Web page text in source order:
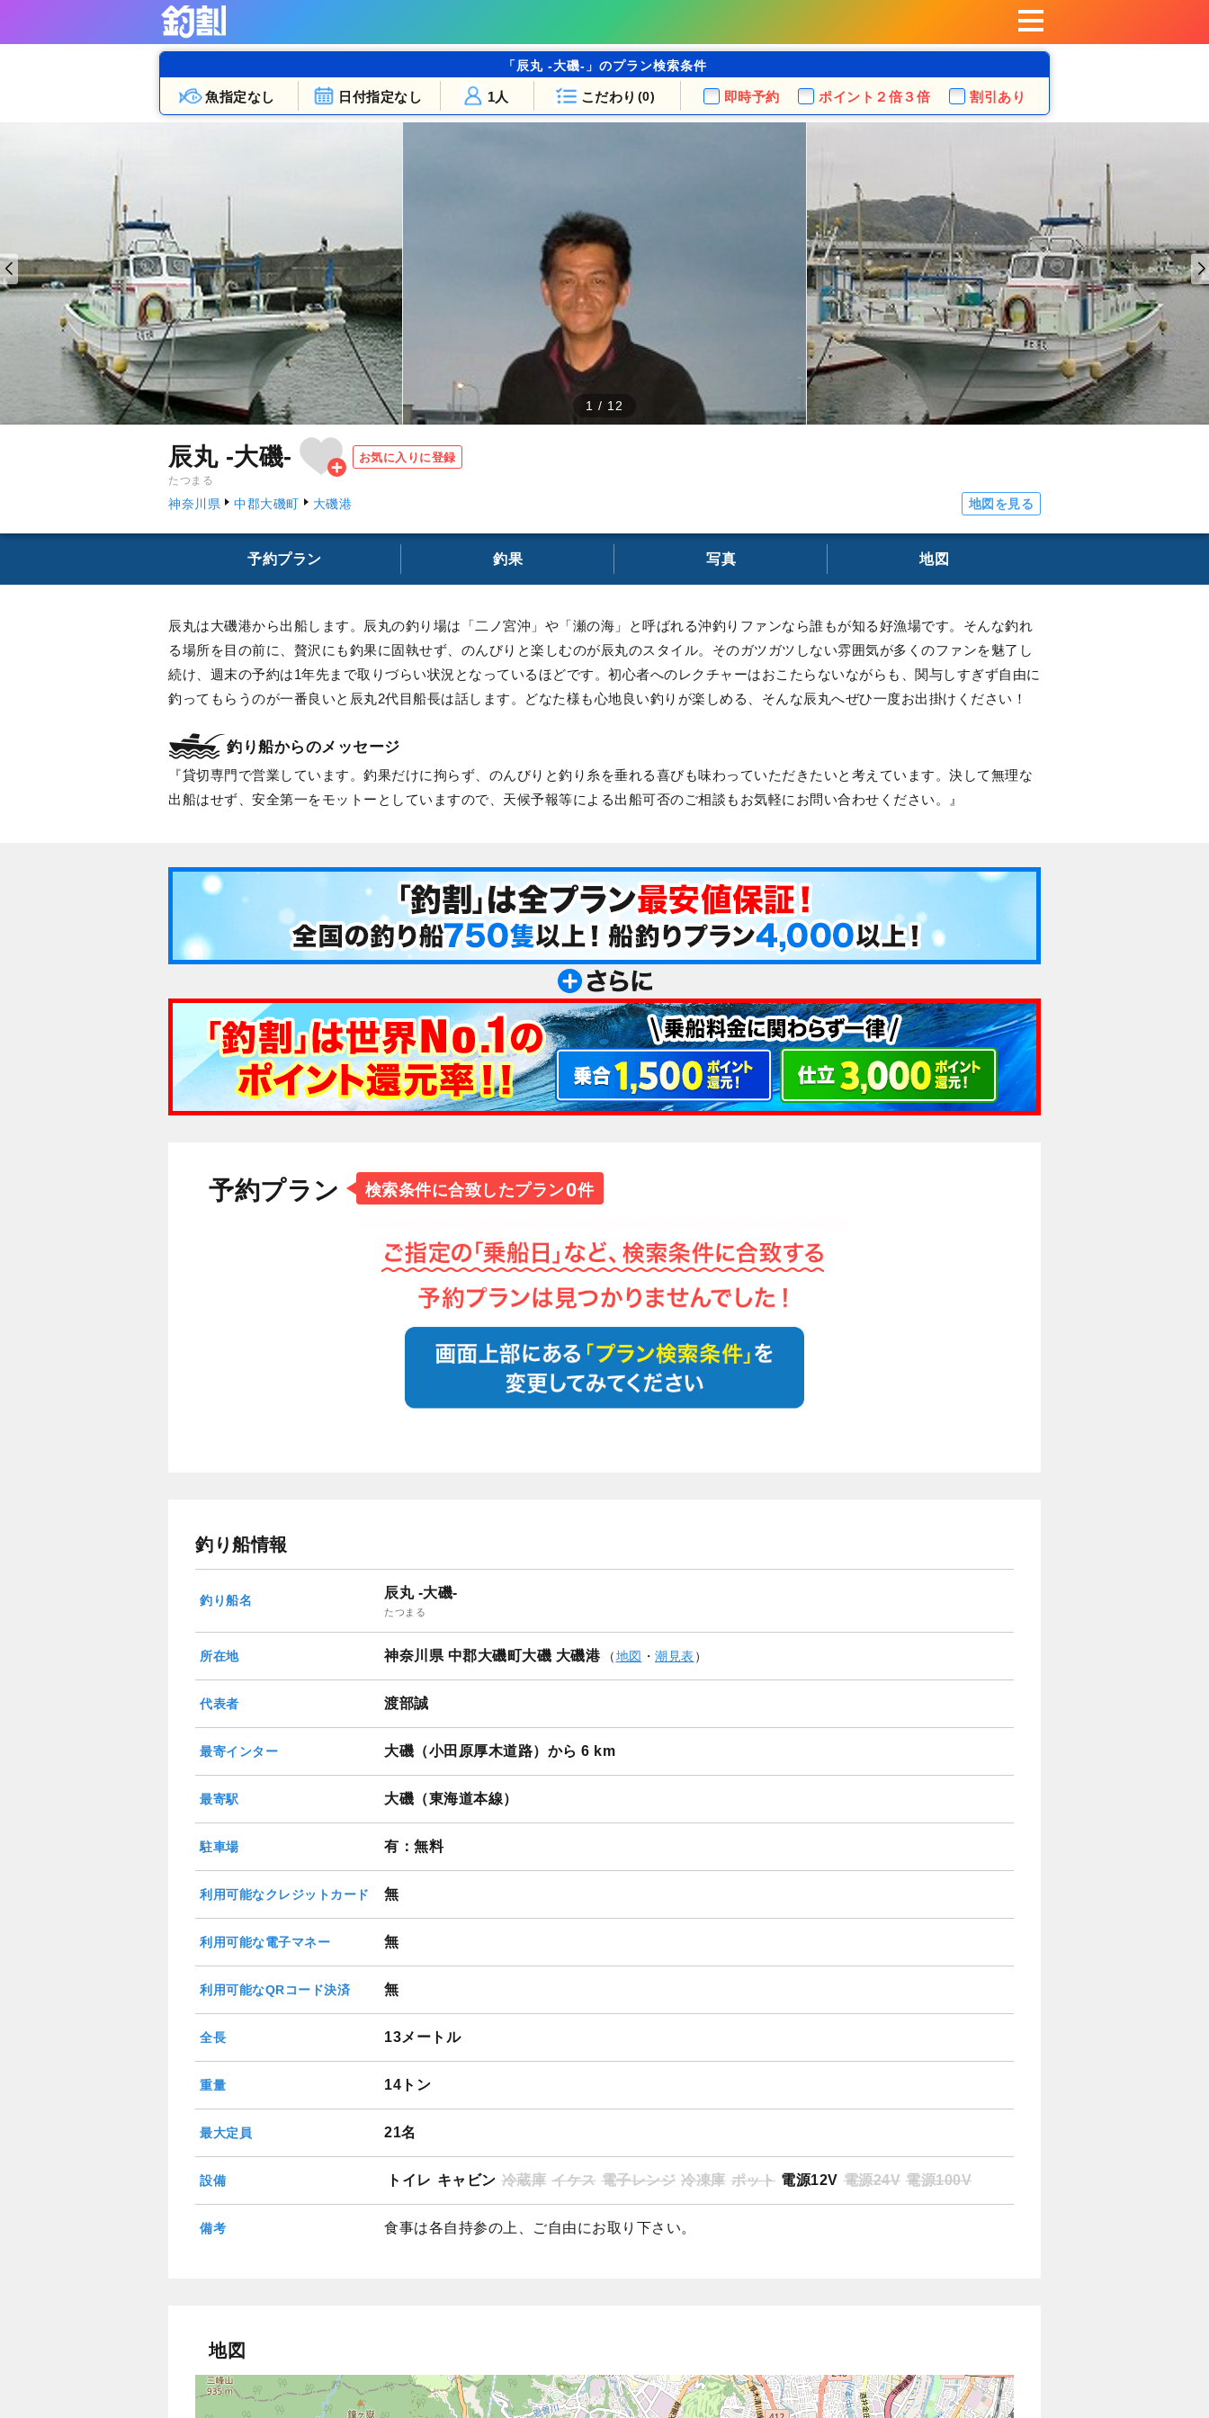
「辰丸 -大磯-」のプラン検索条件
魚指定なし 日付指定なし こだわり (0)
1人 即時予約 ポイント ２倍３倍 割引あり
1 / 12
辰丸 -大磯-
たつまる
お気に入りに登録
神奈川県 中郡大磯町 大磯港 地図を見る
予約プラン 釣果 写真 地図
辰丸は大磯港から出船します。辰丸の釣り場は「二ノ宮沖」や「瀬の海」と呼ばれる沖釣りファンなら誰もが知る好漁場です。そんな釣れ
る場所を目の前に、贅沢にも釣果に固執せず、のんびりと楽しむのが辰丸のスタイル。そのガツガツしない雰囲気が多くのファンを魅了し
続け、週末の予約は1年先まで取りづらい状況となっているほどです。初心者へのレクチャーはおこたらないながらも、関与しすぎず自由に
釣ってもらうのが一番良いと辰丸2代目船長は話します。どなた様も心地良い釣りが楽しめる、そんな辰丸へぜひ一度お出掛けください！
釣り船からのメッセージ
貸切専門で営業しています。釣果だけに拘らず、のんびりと釣り糸を垂れる喜びも味わっていただきたいと考えています。決して無理な
出船はせず、安全第一をモットーとしていますので、天候予報等による出船可否のご相談もお気軽にお問い合わせください。
予約プラン 検索条件に合致したプラン0件
釣り船情報
釣り船名
辰丸 -大磯-
たつまる
所在地 神奈川県 中郡大磯町大磯 大磯港 （地図 ・ 潮見表 ）
代表者 渡部誠
最寄インター 大磯（小田原厚木道路）から 6 km
最寄駅 大磯（東海道本線）
駐車場 有：無料
利用可能なクレジットカード 無
利用可能な電子マネー 無
利用可能なQRコード決済 無
全長 13メートル
重量 14トン
最大定員 21名
設備 トイレ キャビン 冷蔵庫 イケス 電子レンジ 冷凍庫 ポット 電源12V 電源24V 電源100V
備考 食事は各自持参の上、ご自由にお取り下さい。
地図